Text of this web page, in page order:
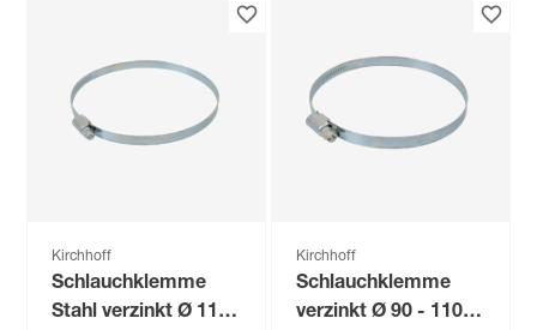
Kirchhoff
Schlauchklemme
Stahl verzinkt Ø 110-
Kirchhoff
Schlauchklemme
verzinkt Ø 90 - 110